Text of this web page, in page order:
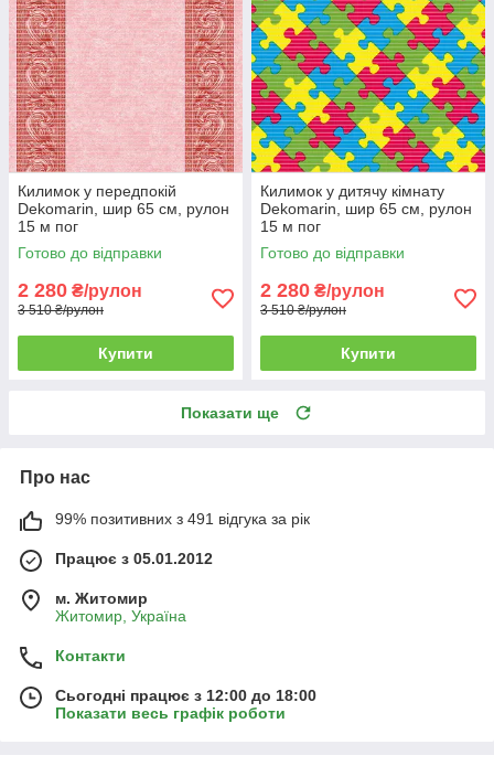
Килимок у передпокій
Dekomarin, шир 65 см, рулон
15 м пог
Готово до відправки
2 280 ₴/рулон
3 510 ₴/рулон
Купити
Килимок у дитячу кімнату
Dekomarin, шир 65 см, рулон
15 м пог
Готово до відправки
2 280 ₴/рулон
3 510 ₴/рулон
Купити
Показати ще
Про нас
99% позитивних з 491 відгука за рік
Працює з 05.01.2012
м. Житомир
Житомир, Україна
Контакти
Сьогодні працює з 12:00 до 18:00
Показати весь графік роботи